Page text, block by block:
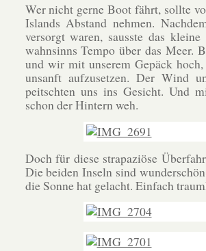
Wer nicht gerne Boot fährt, sollte
Islands Abstand nehmen.
versorgt waren, sausste das
wahnsinns Tempo über das Meer.
und wir mit unserem Gepäck
unsanft aufzusetzen. Der Wind
peitschten uns ins Gesicht. Und
schon der Hintern weh.
Doch für diese strapaziöse
Die beiden Inseln sind
die Sonne hat gelacht. Einfach